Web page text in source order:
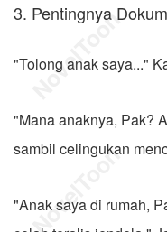
3. Pentingnya
"Tolong anak saya..."
"Mana anaknya, Pak?
sambil celingukan
"Anak saya di rumah,